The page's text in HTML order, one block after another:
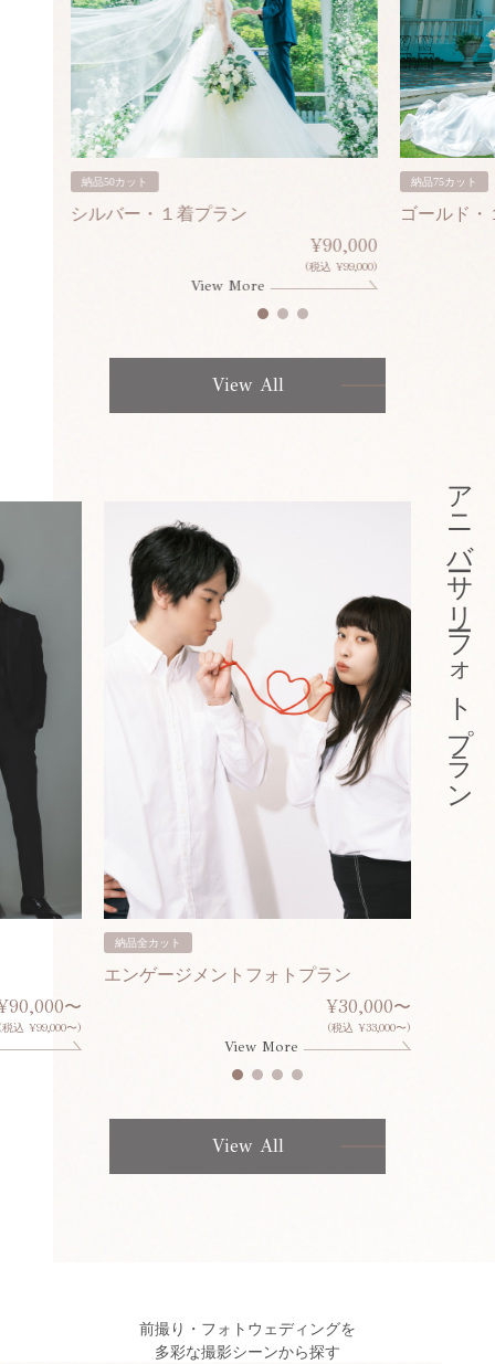
納品50カット
シルバー・１着プラン
¥90,000
(税込 ¥99,000)
View More
納品75カット
ゴールド・
View All
〜
(税込 ¥99,000〜)
納品全カット
エンゲージメントフォトプラン
¥30,000〜
(税込 ¥33,000〜)
View More
アニバーサリーフォトプラン
View All
前撮り・フォトウェディングを
多彩な撮影シーンから探す